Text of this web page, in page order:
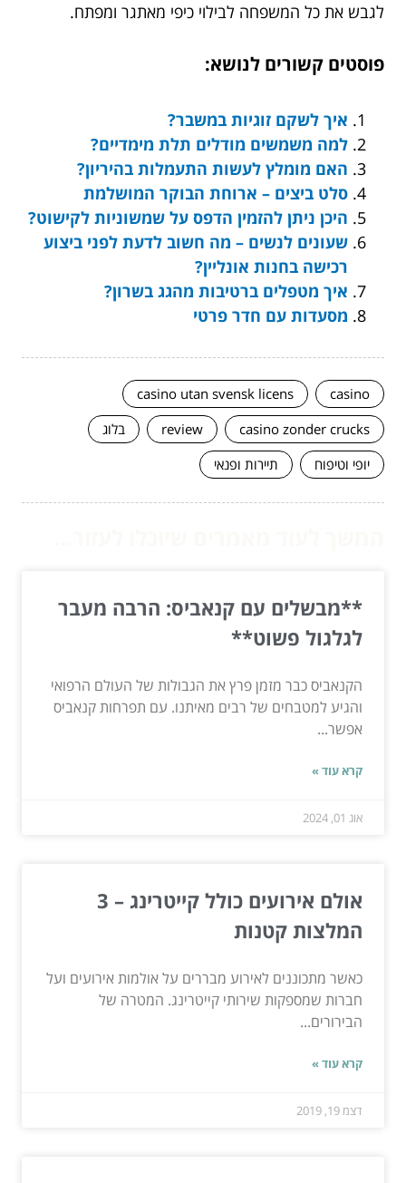
לגבש את כל המשפחה לבילוי כיפי מאתגר ומפתח.
פוסטים קשורים לנושא:
איך לשקם זוגיות במשבר?
למה משמשים מודלים תלת מימדיים?
האם מומלץ לעשות התעמלות בהיריון?
סלט ביצים – ארוחת הבוקר המושלמת
היכן ניתן להזמין הדפס על שמשוניות לקישוט?
שעונים לנשים – מה חשוב לדעת לפני ביצוע
רכישה בחנות אונליין?
איך מטפלים ברטיבות מהגג בשרון?
מסעדות עם חדר פרטי
casino
casino utan svensk licens
casino zonder crucks
review
בלוג
יופי וטיפוח
תיירות ופנאי
**מבשלים עם קנאביס: הרבה מעבר
לגלגול פשוט**
הקנאביס כבר מזמן פרץ את הגבולות של העולם הרפואי
והגיע למטבחים של רבים מאיתנו. עם תפרחות קנאביס
אפשר...
קרא עוד »
אוג 01, 2024
אולם אירועים כולל קייטרינג – 3
המלצות קטנות
כאשר מתכוננים לאירוע מבררים על אולמות אירועים ועל
חברות שמספקות שירותי קייטרינג. המטרה של
הבירורים...
קרא עוד »
דצמ 19, 2019